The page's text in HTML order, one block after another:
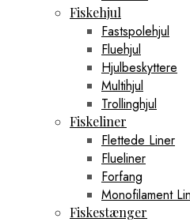
Fiskehjul
Fastspolehjul
Fluehjul
Hjulbeskyttere
Multihjul
Trollinghjul
Fiskeliner
Flettede Liner
Flueliner
Forfang
Monofilament
Fiskestænger